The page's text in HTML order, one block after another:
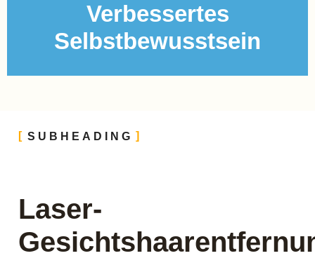
Verbessertes
Selbstbewusstsein
SUBHEADING
Laser-